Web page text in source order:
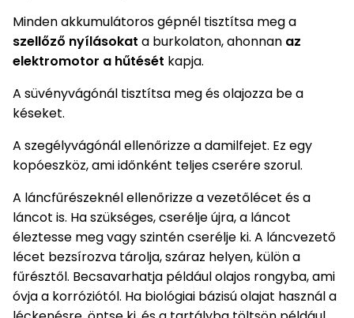
és
melegház
Kézi
szerszám,
eszközök
Kiegészítők
Minden akkumulátoros gépnél tisztítsa meg a
szellőző nyílásokat a burkolaton, ahonnan az
elektromotor a hűtését kapja.
A süvényvágónál tisztítsa meg és olajozza be a
késeket.
A szegélyvágónál ellenőrizze a damilfejet. Ez egy
kopóeszköz, ami időnként teljes cserére szorul.
A láncfűrészeknél ellenőrizze a vezetőlécet és a
láncot is. Ha szükséges, cserélje újra, a láncot
éleztesse meg vagy szintén cserélje ki. A láncvezető
lécet bezsírozva tárolja, száraz helyen, külön a
fűrésztől. Becsavarhatja például olajos rongyba, ami
óvja a korróziótól. Ha biológiai bázisú olajat használ a